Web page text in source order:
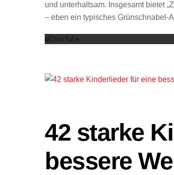
und unterhaltsam. Insgesamt bietet
– eben ein typisches Grünschnabel-
42 starke
bessere